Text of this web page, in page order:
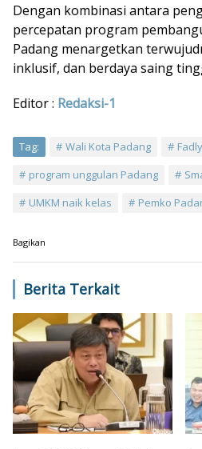
Dengan kombinasi antara
percepatan program
Padang menargetkan
inklusif, dan berdaya saing
Editor : Redaksi-1
Tag: Wali Kota Padang
program unggulan Padang
UMKM naik kelas
Pemko
Bagikan
Berita Terkait